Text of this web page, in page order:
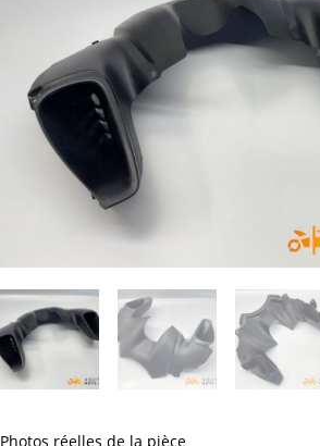
Photos réelles de la pièce